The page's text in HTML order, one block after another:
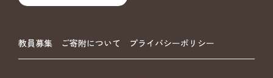
教員募集 ご寄附について プライバシーポリシー